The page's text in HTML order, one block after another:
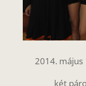
2014.
két